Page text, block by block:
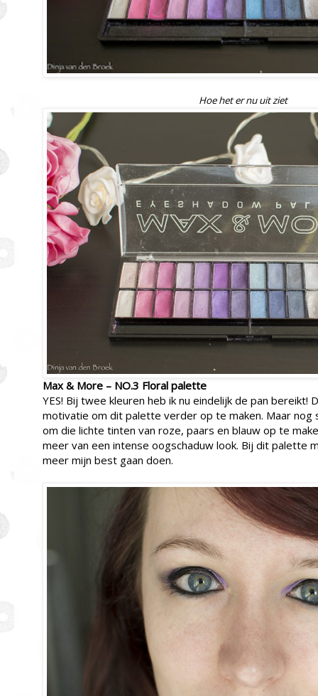
Hoe het er nu uit ziet
Max & More – NO.3 Floral palette
YES! Bij twee kleuren heb ik nu eindelijk de pan
motivatie om dit palette verder op te maken. Maar nog
om die lichte tinten van roze, paars en blauw op te
meer van een intense oogschaduw look. Bij dit palette
meer mijn best gaan doen.